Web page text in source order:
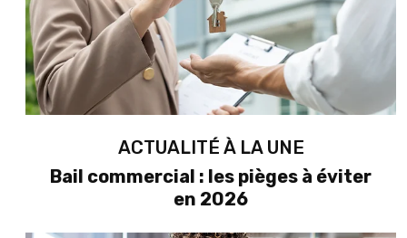
ACTUALITÉ À LA UNE
Bail commercial : les pièges à éviter
en 2026